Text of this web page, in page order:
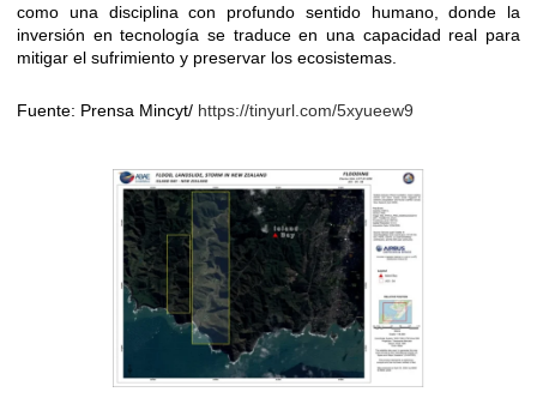
como una disciplina con profundo sentido humano, donde la
inversión en tecnología se traduce en una capacidad real para
mitigar el sufrimiento y preservar los ecosistemas.
Fuente: Prensa Mincyt/ https://tinyurl.com/5xyueew9